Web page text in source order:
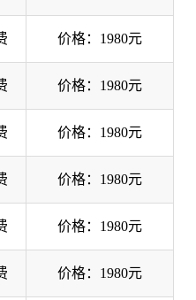
价格：1980元
价格：1980元
价格：1980元
价格：1980元
价格：1980元
价格：1980元